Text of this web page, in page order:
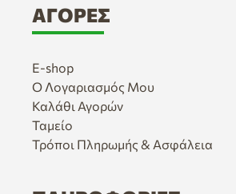
ΑΓΟΡΈΣ
E-shop
Ο Λογαριασμός Μου
Καλάθι Αγορών
Ταμείο
Τρόποι Πληρωμής & Ασφάλεια